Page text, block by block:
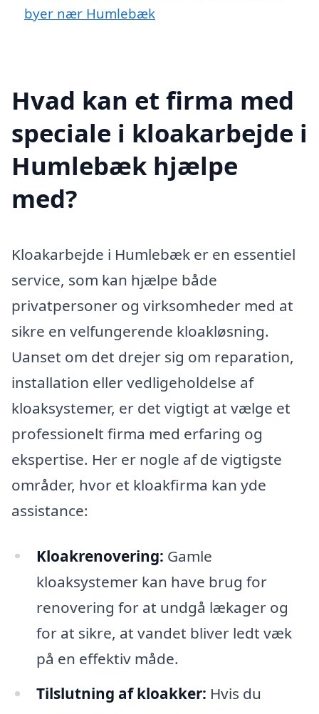
byer nær Humlebæk
Hvad kan et firma med
speciale i kloakarbejde i
Humlebæk hjælpe
med?
Kloakarbejde i Humlebæk er en essentiel
service, som kan hjælpe både
privatpersoner og virksomheder med at
sikre en velfungerende kloakløsning.
Uanset om det drejer sig om reparation,
installation eller vedligeholdelse af
kloaksystemer, er det vigtigt at vælge et
professionelt firma med erfaring og
ekspertise. Her er nogle af de vigtigste
områder, hvor et kloakfirma kan yde
assistance:
Kloakrenovering: Gamle
kloaksystemer kan have brug for
renovering for at undgå lækager og
for at sikre, at vandet bliver ledt væk
på en effektiv måde.
Tilslutning af kloakker: Hvis du